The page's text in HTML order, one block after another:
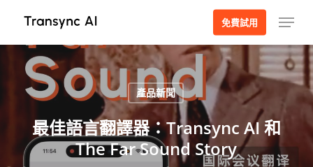
主
免費試用 選單
產品新聞
最佳語言翻譯器：Transync AI 和
The Far Sound Story